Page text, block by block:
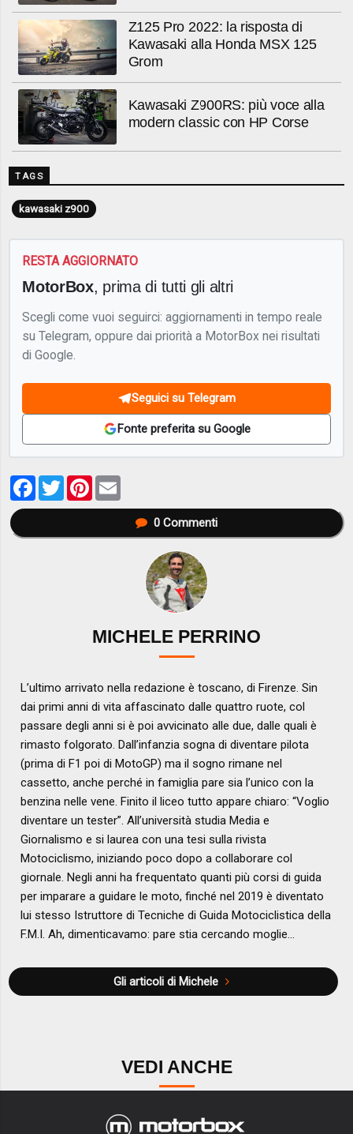
Z125 Pro 2022: la risposta di
Kawasaki alla Honda MSX 125
Grom
Kawasaki Z900RS: più voce alla
modern classic con HP Corse
TAGS
kawasaki z900
RESTA AGGIORNATO
MotorBox, prima di tutti gli altri
Scegli come vuoi seguirci: aggiornamenti in tempo reale
su Telegram, oppure dai priorità a MotorBox nei risultati
di Google.
Seguici su Telegram
Fonte preferita su Google
Facebook
TwitterPinterest
0Commenti
MICHELE PERRINO
L’ultimo arrivato nella redazione è toscano, di Firenze. Sin
dai primi anni di vita affascinato dalle quattro ruote, col
passare degli anni si è poi avvicinato alle due, dalle quali è
rimasto folgorato. Dall’infanzia sogna di diventare pilota
(prima di F1 poi di MotoGP) ma il sogno rimane nel
cassetto, anche perché in famiglia pare sia l’unico con la
benzina nelle vene. Finito il liceo tutto appare chiaro: “Voglio
diventare un tester”. All’università studia Media e
Giornalismo e si laurea con una tesi sulla rivista
Motociclismo, iniziando poco dopo a collaborare col
giornale. Negli anni ha frequentato quanti più corsi di guida
per imparare a guidare le moto, finché nel 2019 è diventato
lui stesso Istruttore di Tecniche di Guida Motociclistica della
F.M.I. Ah, dimenticavamo: pare stia cercando moglie…
Gli articoli di Michele
VEDI ANCHE